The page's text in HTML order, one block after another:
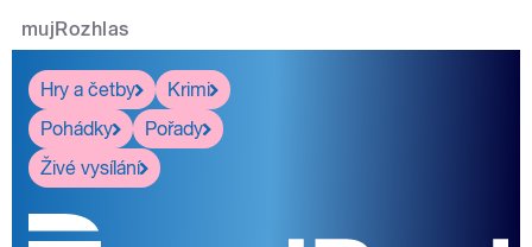
mujRozhlas
Hry a četby
Krimi
Pohádky
Pořady
Živé vysílání